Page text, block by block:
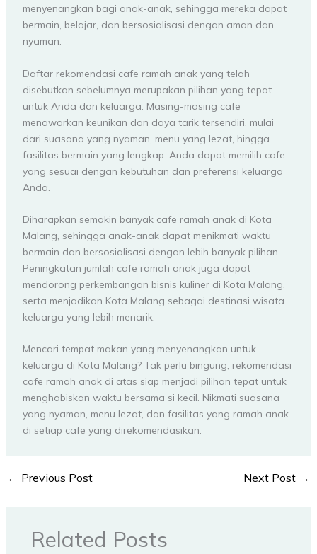
menyenangkan bagi anak-anak, sehingga mereka dapat
bermain, belajar, dan bersosialisasi dengan aman dan
nyaman.
Daftar rekomendasi cafe ramah anak yang telah
disebutkan sebelumnya merupakan pilihan yang tepat
untuk Anda dan keluarga. Masing-masing cafe
menawarkan keunikan dan daya tarik tersendiri, mulai
dari suasana yang nyaman, menu yang lezat, hingga
fasilitas bermain yang lengkap. Anda dapat memilih cafe
yang sesuai dengan kebutuhan dan preferensi keluarga
Anda.
Diharapkan semakin banyak cafe ramah anak di Kota
Malang, sehingga anak-anak dapat menikmati waktu
bermain dan bersosialisasi dengan lebih banyak pilihan.
Peningkatan jumlah cafe ramah anak juga dapat
mendorong perkembangan bisnis kuliner di Kota Malang,
serta menjadikan Kota Malang sebagai destinasi wisata
keluarga yang lebih menarik.
Mencari tempat makan yang menyenangkan untuk
keluarga di Kota Malang? Tak perlu bingung, rekomendasi
cafe ramah anak di atas siap menjadi pilihan tepat untuk
menghabiskan waktu bersama si kecil. Nikmati suasana
yang nyaman, menu lezat, dan fasilitas yang ramah anak
di setiap cafe yang direkomendasikan.
← Previous Post Next Post →
Related Posts